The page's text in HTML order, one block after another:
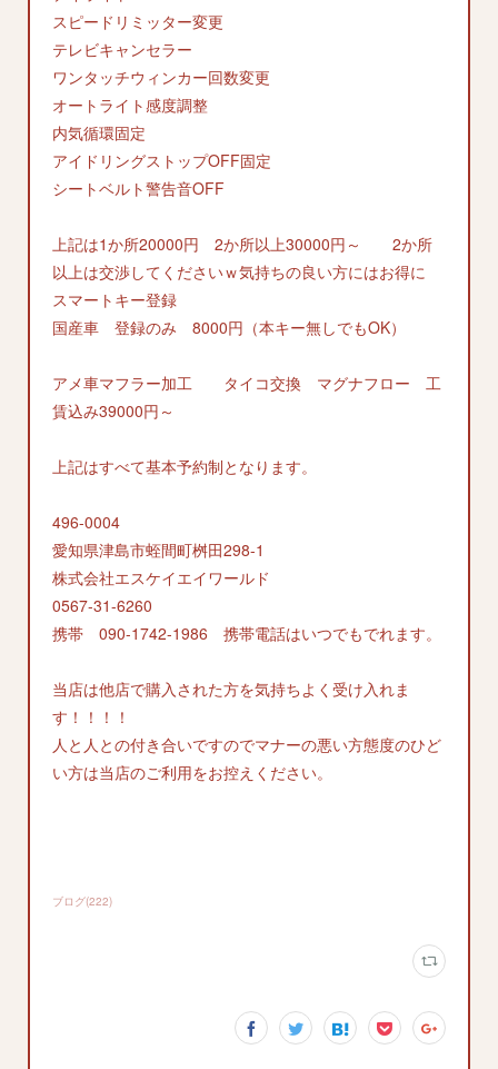
スピードリミッター変更
テレビキャンセラー
ワンタッチウィンカー回数変更
オートライト感度調整
内気循環固定
アイドリングストップOFF固定
シートベルト警告音OFF
上記は1か所20000円 2か所以上30000円～ 2か所
以上は交渉してくださいｗ気持ちの良い方にはお得に
スマートキー登録
国産車 登録のみ 8000円（本キー無しでもOK）
アメ車マフラー加工 タイコ交換 マグナフロー 工
賃込み39000円～
上記はすべて基本予約制となります。
496-0004
愛知県津島市蛭間町桝田298-1
株式会社エスケイエイワールド
0567-31-6260
携帯 090-1742-1986 携帯電話はいつでもでれます。
当店は他店で購入された方を気持ちよく受け入れま
す！！！！
人と人との付き合いですのでマナーの悪い方態度のひど
い方は当店のご利用をお控えください。
ブログ(222)